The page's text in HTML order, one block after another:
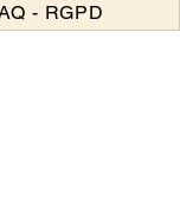
- RGPD